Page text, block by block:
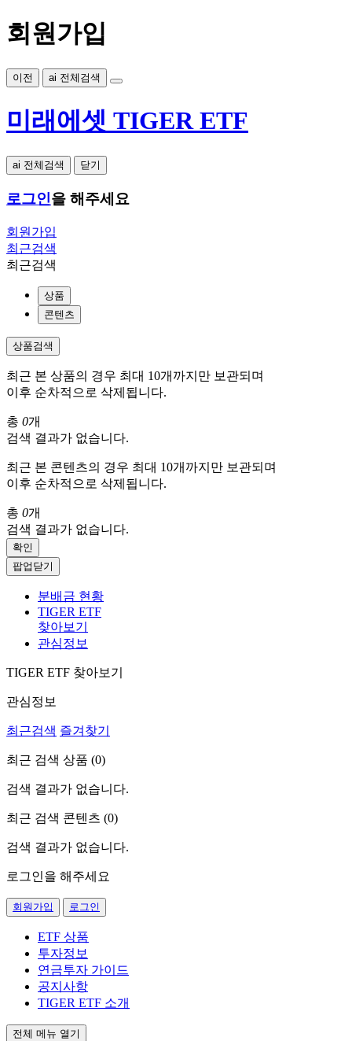
회원가입
이전 ai 전체검색
미래에셋 TIGER ETF
ai 전체검색 닫기
로그인을 해주세요
회원가입
최근검색
최근검색
상품
콘텐츠
상품검색
최근 본 상품의 경우 최대 10개까지만 보관되며
이후 순차적으로 삭제됩니다.
총 0개
검색 결과가 없습니다.
최근 본 콘텐츠의 경우 최대 10개까지만 보관되며
이후 순차적으로 삭제됩니다.
총 0개
검색 결과가 없습니다.
확인
팝업닫기
분배금 현황
TIGER ETF
찾아보기
관심정보
TIGER ETF 찾아보기
관심정보
최근검색 즐겨찾기
최근 검색 상품 (0)
검색 결과가 없습니다.
최근 검색 콘텐츠 (0)
검색 결과가 없습니다.
로그인을 해주세요
회원가입 로그인
ETF 상품
투자정보
연금투자 가이드
공지사항
TIGER ETF 소개
전체 메뉴 열기